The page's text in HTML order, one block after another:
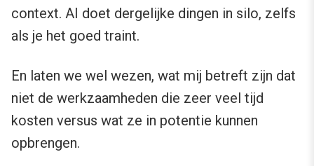
context. AI doet dergelijke dingen in silo, zelfs
als je het goed traint.
En laten we wel wezen, wat mij betreft zijn dat
niet de werkzaamheden die zeer veel tijd
kosten versus wat ze in potentie kunnen
opbrengen.